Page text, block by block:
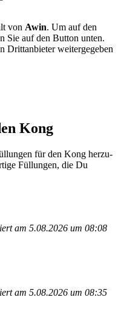
von Awin. Um auf den
Sie auf den But­ton unten.
Dritt­an­bie­ter wei­ter­ge­ge­ben
Kong
für den Kong her­zu­
Fül­lun­gen, die Du
am 5.08.2026 um 08:08
am 5.08.2026 um 08:35